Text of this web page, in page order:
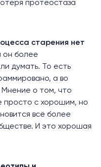
протеостаза
старения нет
он более
думать. То есть
а во
Мнение о том, что
просто с хорошим, но
всё более
И это хорошая